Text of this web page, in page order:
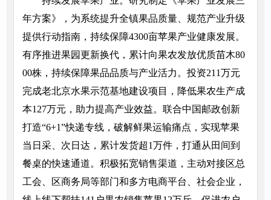
年方案》，为系统提升全镇果品质量、规范产业升级
提供行动指南，持续保障4300亩苹果产业健康发展。
有序推进果园更新换代，累计向果农发放优质苗木80
00株，持续保障果品品质与产业活力。投资211万元
完成老北京水果示范基地建设项目，降低果农生产成
本127万元，助力提高产业效益。联合中国邮政创新
打造“6+1”快递专线，破解鲜果运输痛点，实现苹果
当日采、次日达，累计发货超1万件，打通从田间到
餐桌的快速通道。积极拓宽销售渠道，主动对接区总
工会、区商务局等部门和多方电商平台、社会企业，